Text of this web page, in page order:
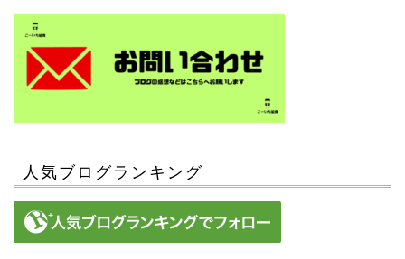
人気ブログランキング